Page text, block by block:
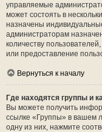
управляемые
может состоять в
назначены
администраторам
количеству
или предоставление
Вернуться к началу
Где находятся группы и
Вы можете получить
ссылке «Группы» в вашем
одну из них, нажмите